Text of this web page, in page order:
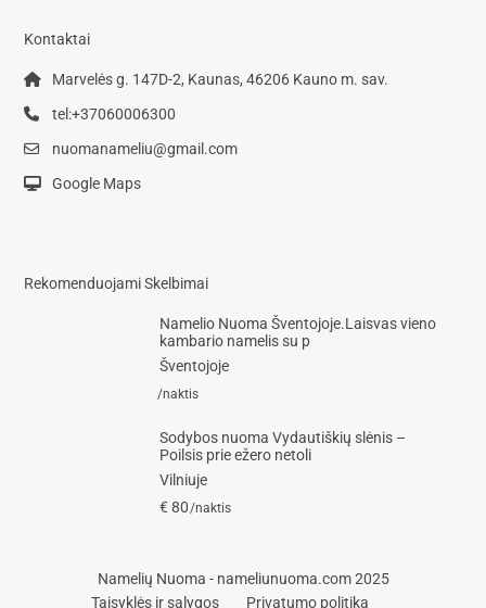
Kontaktai
Marvelės g. 147D-2, Kaunas, 46206 Kauno m. sav.
tel:+37060006300
nuomanameliu@gmail.com
Google Maps
Rekomenduojami Skelbimai
Namelio Nuoma Šventojoje.Laisvas vieno
kambario namelis su p
Šventojoje
/naktis
Sodybos nuoma Vydautiškių slėnis –
Poilsis prie ežero netoli
Vilniuje
€ 80/naktis
Namelių Nuoma - nameliunuoma.com 2025
Taisyklės ir sąlygos
Privatumo politika